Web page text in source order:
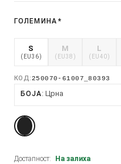
ГОЛЕМИНА *
S
(EU36)
M
(EU38)
L
(EU40)
КОД:250070-61007_80393
БОЈА Црна
Достапност: На залиха